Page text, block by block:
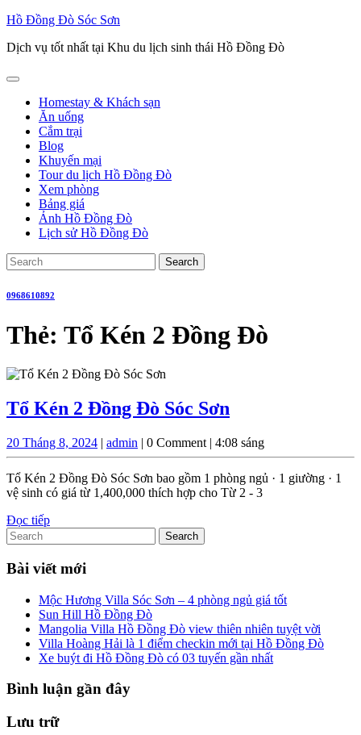
Skip
content
Hồ Đồng Đò Sóc Sơn
Dịch vụ tốt nhất tại Khu du lịch sinh thái Hồ Đồng Đò
Open
ButtonHomestay & Khách sạn
Ăn uống
Cắm trại
Blog
Khuyến mại
Tour du lịch Hồ Đồng Đò
Xem phòng
Bảng giá
Ảnh Hồ Đồng Đò
Lịch sử Hồ Đồng Đò
Close
Button
Search
for:
0968610892
Thẻ: Tổ Kén 2 Đồng Đò
Tổ Kén 2 Đồng Đò Sóc Sơn
2
Đồng
Đò
20 Tháng 8, 202420
Tháng
8,
2024
| admin admin
| 0 Comment | 4:08 sáng
Tổ Kén 2 Đồng Đò Sóc Sơn bao gồm 1 phòng ngủ · 1 giường · 1
vệ sinh có giá từ 1,400,000 thích hợp cho Từ 2 - 3
Đọc tiếpĐọc
Search
for:
Bài viết mới
Mộc Hương Villa Sóc Sơn – 4 phòng ngủ giá tốt
Sun Hill Hồ Đồng Đò
Mangolia Villa Hồ Đồng Đò view thiên nhiên tuyệt vời
Villa Hoàng Hải là 1 điểm checkin mới tại Hồ Đồng Đò
Xe buýt đi Hồ Đồng Đò có 03 tuyến gần nhất
Bình luận gần đây
Lưu trữ